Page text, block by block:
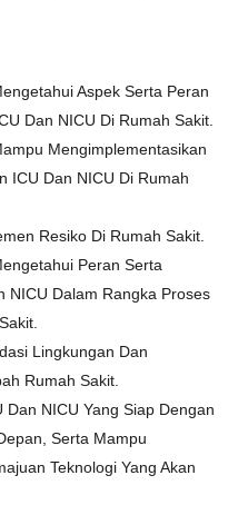
Aspek Serta Peran
Dan NICU Di Rumah Sakit.
Mengimplementasikan
ICU Dan NICU Di Rumah
Resiko Di Rumah Sakit.
Peran Serta
NICU Dalam Rangka Proses
Lingkungan Dan
Rumah Sakit.
Dan NICU Yang Siap Dengan
Serta Mampu
Teknologi Yang Akan